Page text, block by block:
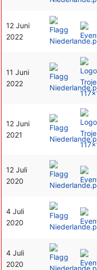
12 Juni
2022
11 Juni
2022
12 Juni
2021
12 Juli
2020
4 Juli
2020
4 Juli
2020